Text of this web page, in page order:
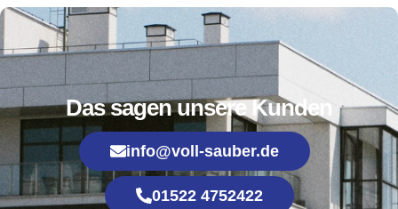
Das sagen unsere Kunden
info@voll-sauber.de
01522 4752422